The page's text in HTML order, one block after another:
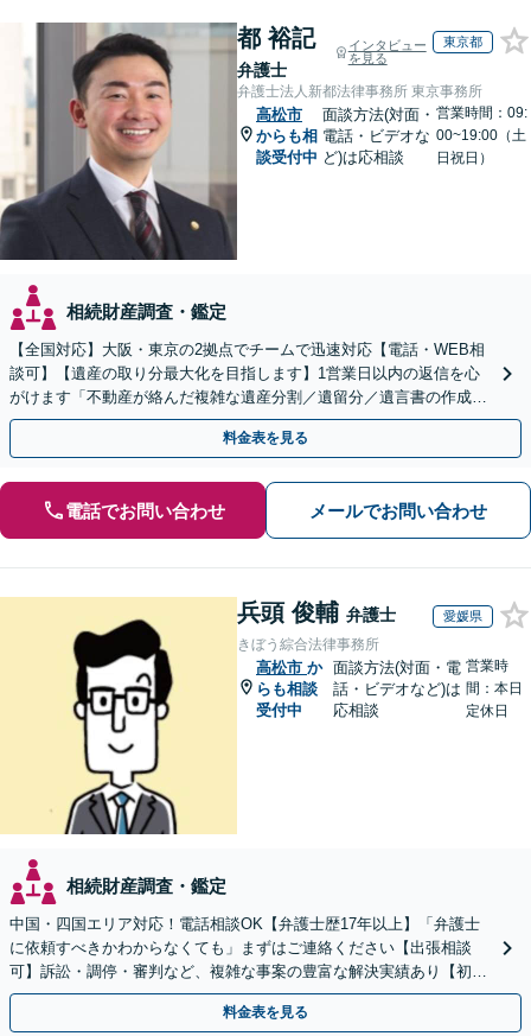
都 裕記
弁護士
インタビュー
を見る
東京都
弁護士法人新都法律事務所 東京事務所
高松市
からも相
談受付中
面談方法(対面・
電話・ビデオな
ど)は応相談
営業時間：09:
00~19:00（土
日祝日）
相続財産調査・鑑定
【全国対応】大阪・東京の2拠点でチームで迅速対応【電話・WEB相
談可】【遺産の取り分最大化を目指します】1営業日以内の返信を心
がけます「不動産が絡んだ複雑な遺産分割／遺留分／遺言書の作成・
執行／事業承継など、お任せください」【休日相談あり】
料金表を見る
電話でお問い合わせ メールでお問い合わせ
兵頭 俊輔 弁護士 愛媛県
きぼう綜合法律事務所
高松市 か
らも相談
受付中
面談方法(対面・電
話・ビデオなど)は
応相談
営業時
間：本日
定休日
相続財産調査・鑑定
中国・四国エリア対応！電話相談OK【弁護士歴17年以上】「弁護士
に依頼すべきかわからなくても」まずはご連絡ください【出張相談
可】訴訟・調停・審判など、複雑な事案の豊富な解決実績あり【初回
相談無料】初回面談のみで解決できるケースもあります
料金表を見る